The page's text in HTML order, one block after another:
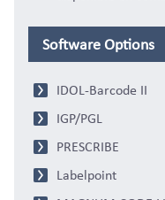
Software Options
IDOL-Barcode II
IGP/PGL
PRESCRIBE
Labelpoint